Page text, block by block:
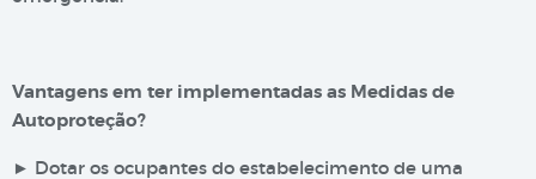
Vantagens em ter implementadas as Medidas de
Autoproteção?
► Dotar os ocupantes do estabelecimento de uma